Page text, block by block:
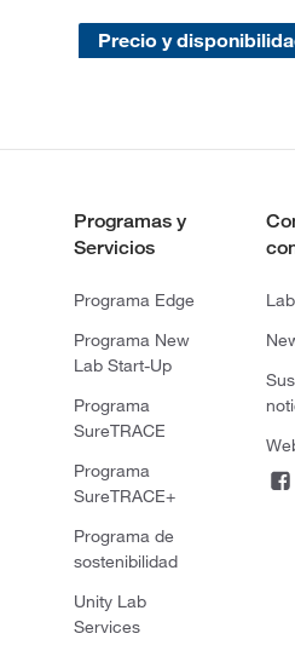
Precio y
Programas y
Servicios
Programa Edge
Programa New
Lab Start-Up
Programa
SureTRACE
Programa
SureTRACE+
Programa de
sostenibilidad
Unity Lab
Services